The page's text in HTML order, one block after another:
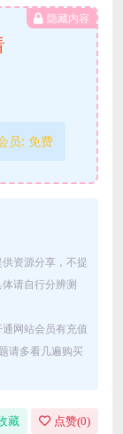
隐藏内容
员: 免费
资源分享，不提
请自行分辨测
网站会员有充值
请多看几遍购买
藏 点赞(0)